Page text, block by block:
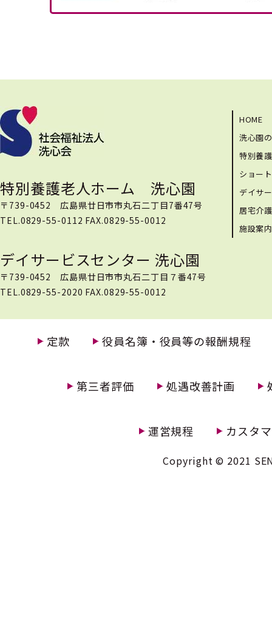
特別養護老人ホーム 洗心園
〒739-0452 広島県廿日市市丸石二丁目7番47号
TEL.0829-55-0112 FAX.0829-55-0012
デイサービスセンター 洗心園
〒739-0452 広島県廿日市市丸石二丁目７番47号
TEL.0829-55-2020 FAX.0829-55-0012
HOME
洗心園
特別養
ショー
デイサ
居宅介
施設案
定款 役員名簿・役員等の報酬規程
第三者評価 処遇改善計画
運営規程 カスタ
Copyright © 2021